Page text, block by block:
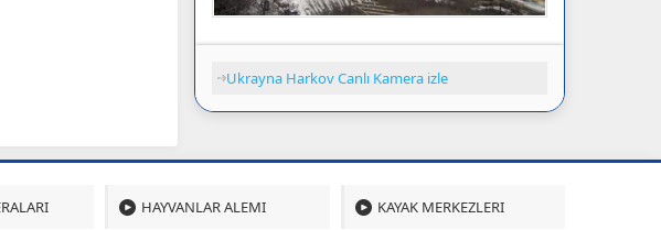
Ukrayna Harkov Canlı Kamera izle
HAYVANLAR ALEMI KAYAK MERKEZLERI